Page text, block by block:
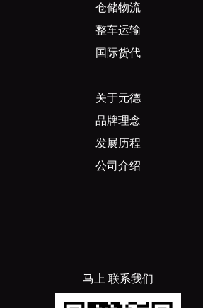
仓储物流
整车运输
国际货代
关于元德
品牌理念
发展历程
公司介绍
马上 联系我们